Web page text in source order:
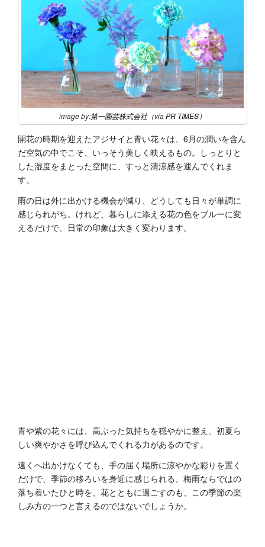
image by:第一園芸株式会社（viaPR TIMES）
開花の時期を迎えたアジサイと青い花々は、6月の潤いを含ん
だ空気の中でこそ、いっそう美しく映えるもの。しっとりと
した湿度をまとった空間に、すっと清涼感を運んでくれま
す。
雨の日は外に出かける機会が減り、どうしても日々が単調に
感じられがち。けれど、暮らしに添える花の色をブルーに変
えるだけで、日常の印象は大きく変わります。
青や紫の花々には、高ぶった気持ちを穏やかに整え、初夏ら
しい爽やかさを呼び込んでくれる力があるのです。
遠くへ出かけなくても、手の届く場所に涼やかな彩りを置く
だけで、季節の移ろいを身近に感じられる。梅雨ならではの
落ち着いたひと時を、花とともに過ごすのも、この季節の楽
しみ方の一つと言えるのではないでしょうか。